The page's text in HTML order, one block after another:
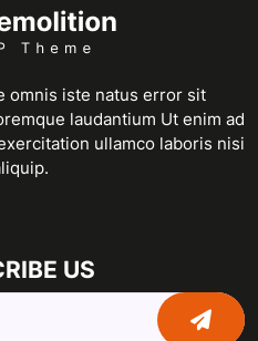
omnis iste natus error sit
laudantium Ut enim ad
ullamco laboris nisi
US